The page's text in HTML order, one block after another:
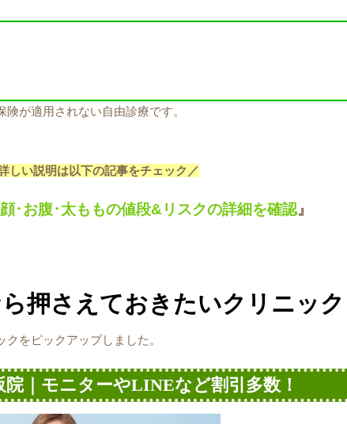
が適用されない自由診療です。
しい説明は以下の記事をチェック／
･お腹･太ももの値段&リスクの詳細を確認』
押さえておきたいクリニック
をピックアップしました。
｜モニターやLINEなど割引多数！